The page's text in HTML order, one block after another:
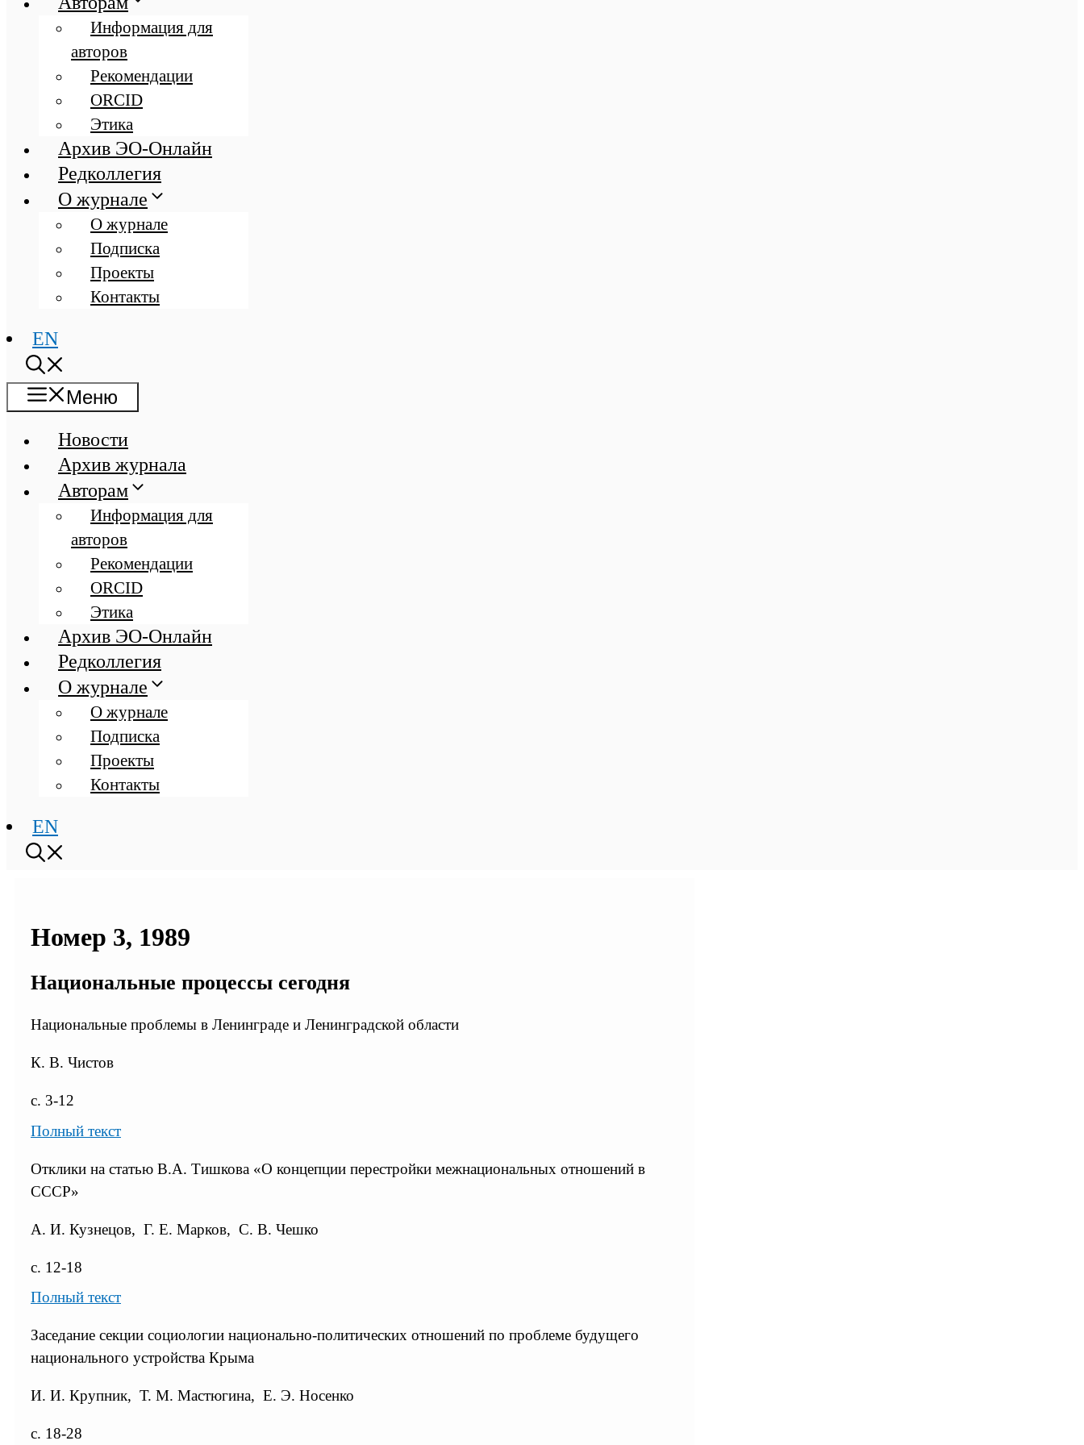
Информация для
авторов
Рекомендации
ORCID
Этика
Архив ЭО-Онлайн
Редколлегия
О журнале
О журнале
Подписка
Проекты
Контакты
EN
Меню
Новости
Архив журнала
Авторам
Информация для
авторов
Рекомендации
ORCID
Этика
Архив ЭО-Онлайн
Редколлегия
О журнале
О журнале
Подписка
Проекты
Контакты
EN
Номер 3, 1989
Национальные процессы сегодня
Национальные проблемы в Ленинграде и Ленинградской области
К. В. Чистов
с. 3-12
Полный текст
Отклики на статью В.А. Тишкова «О концепции перестройки межнациональных отношений в
СССР»
А. И. Кузнецов, Г. Е. Марков, С. В. Чешко
с. 12-18
Полный текст
Заседание секции социологии национально-политических отношений по проблеме будущего
национального устройства Крыма
И. И. Крупник, Т. М. Мастюгина, Е. Э. Носенко
с. 18-28